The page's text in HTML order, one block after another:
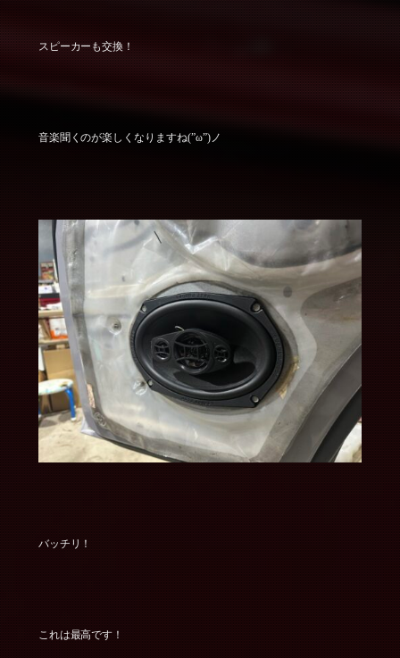
スピーカーも交換！
音楽聞くのが楽しくなりますね(”ω”)ノ
バッチリ！
これは最高です！